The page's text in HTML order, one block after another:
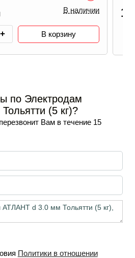
В наличии
+ В корзину
1
по Электродам
(5 кг)?
Вам в течение 15
Политики в отношении